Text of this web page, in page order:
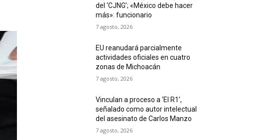
del ‘CJNG’; «México debe hacer
más»: funcionario
7 agosto, 2026
EU reanudará parcialmente
actividades oficiales en cuatro
zonas de Michoacán
7 agosto, 2026
Vinculan a proceso a ‘El R1’,
señalado como autor intelectual
del asesinato de Carlos Manzo
7 agosto, 2026